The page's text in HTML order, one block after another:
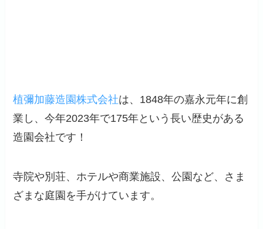
植彌加藤造園株式会社は、1848年の嘉永元年に創
業し、今年2023年で175年という長い歴史がある
造園会社です！
寺院や別荘、ホテルや商業施設、公園など、さま
ざまな庭園を手がけています。